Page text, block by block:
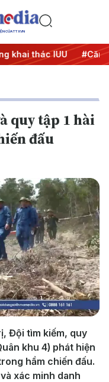
CỦA TTXVN
khai thác IUU
quy tập 1 hài
đấu
Đội tìm kiếm, quy
khu 4) phát hiện
hầm chiến đấu.
xác minh danh